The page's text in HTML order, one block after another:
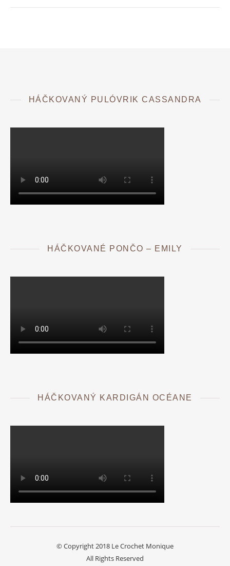
HÁČKOVANÝ PULÓVRIK CASSANDRA
HÁČKOVANÉ PONČO – EMILY
HÁČKOVANÝ KARDIGÁN OCÉANE
© Copyright 2018 Le Crochet Monique
All Rights Reserved